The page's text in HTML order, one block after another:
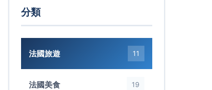
分類
法國旅遊 11
法國美食 19